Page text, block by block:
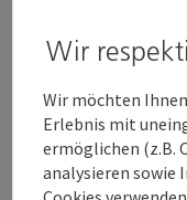
Potenzial in
unterdrücken. Als
Chaos und einer
Beschreibung
Wir
Wir möchten
Erlebnis mit
ermöglichen (z.B.
analysieren sowie